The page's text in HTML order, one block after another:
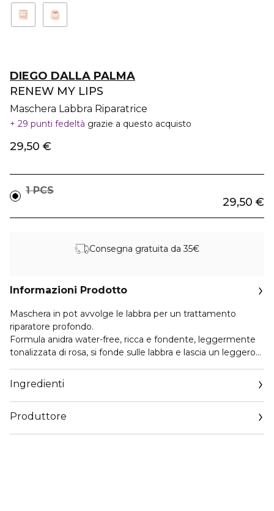
DIEGO DALLA PALMA
RENEW MY LIPS
Maschera Labbra Riparatrice
29 punti fedeltà grazie a questo acquisto
29,50 €
1 PCS
29,50 €
Consegna gratuita da 35€
Informazioni Prodotto
Maschera in pot avvolge le labbra per un trattamento
riparatore profondo.
Formula anidra water-free, ricca e fondente, leggermente
tonalizzata di rosa, si fonde sulle labbra e lascia un leggero
dall’aspetto sano e riparate in profondità.
Ingredienti
Produttore